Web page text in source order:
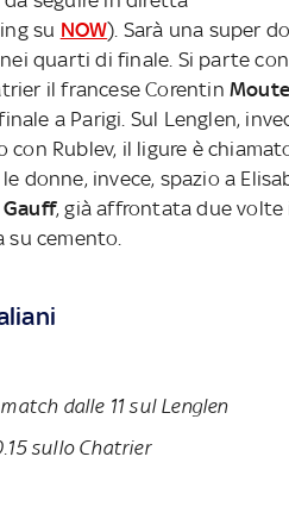
su NOW). Sarà una super
quarti di finale. Si parte
il francese Corentin
a Parigi. Sul Lenglen,
con Rublev, il ligure è
donne, invece, spazio a
Gauff, già affrontata due volte
su cemento.
dalle 11 sul Lenglen
sullo Chatrier